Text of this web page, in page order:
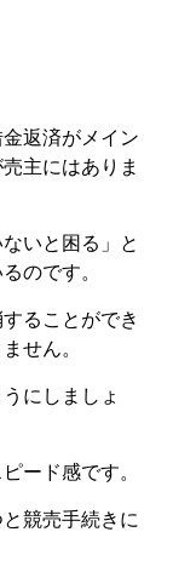
返済がメイン
主にはありま
いと困る」と
のです。
ることができ
せん。
にしましょ
ード感です。
競売手続きに